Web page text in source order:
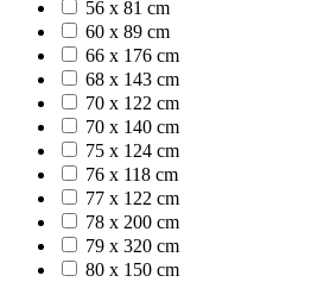
56 x 81 cm
60 x 89 cm
66 x 176 cm
68 x 143 cm
70 x 122 cm
70 x 140 cm
75 x 124 cm
76 x 118 cm
77 x 122 cm
78 x 200 cm
79 x 320 cm
80 x 150 cm